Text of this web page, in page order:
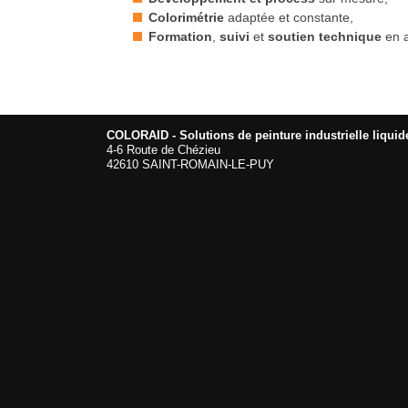
Colorimétrie adaptée et constante,
Formation suivi et soutien technique en
COLORAID - Solutions de peinture industrielle
4-6 Route de Chézieu
42610 SAINT-ROMAIN-LE-PUY